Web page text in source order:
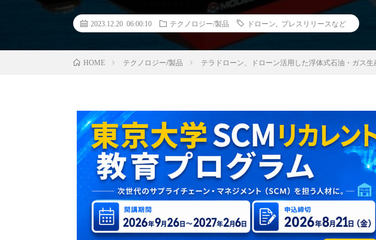
2023.12.20 06:00:10 テクノロジー/製品 ドローン プレスリリースなど
HOME テクノロジー/製品 テラドローン、ドローン活用した浮体式石油・ガス